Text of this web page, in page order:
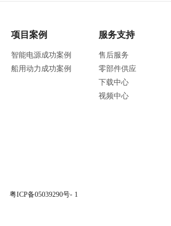
项目案例
智能电源成功案例
船用动力成功案例
服务支持
售后服务
零部件供应
下载中心
视频中心
粤ICP备05039290号- 1